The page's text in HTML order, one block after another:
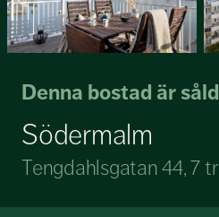
Denna bostad är såld
Tengdahlsgatan 44, 7 tr
Södermalm